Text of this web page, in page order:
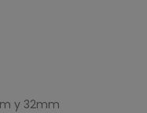
y 32mm